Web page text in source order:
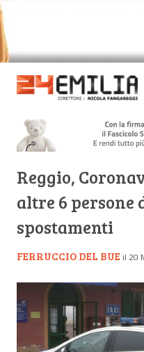
Reggio,
altre 6 persone
spostamenti
FERRUCCIO DEL BUE il 20